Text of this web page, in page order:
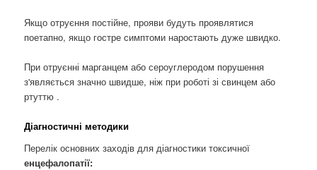
Якщо отруєння постійне, прояви будуть проявлятися
поетапно, якщо гостре симптоми наростають дуже швидко.
При отруєнні марганцем або сероуглеродом порушення
з'являється значно швидше, ніж при роботі зі свинцем або
ртуттю .
Діагностичні методики
Перелік основних заходів для діагностики токсичної
енцефалопатії: